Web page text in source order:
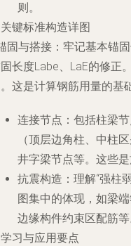
则。
键标准构造详图
固与搭接 ：牢记基本锚
长度Labe、LaE的修正
这是计算钢筋用量的基
连接节点 ：包括柱梁
（顶层边角柱、中柱
井字梁节点等。这些
抗震构造 ：理解“强柱
图集中的体现，如梁
边缘构件约束区配筋等
习与应用要点